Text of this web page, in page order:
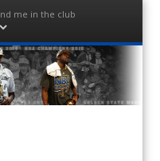
me in the club